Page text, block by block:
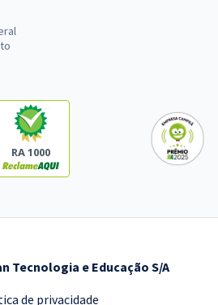
RA 1000
Tecnologia e Educação S/A
de privacidade